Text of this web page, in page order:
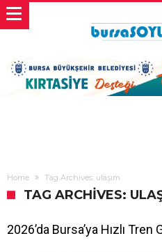
Home Tag Archives: ulaşım
TAG ARCHIVES:
2026’da Bursa’ya Hızlı Tren